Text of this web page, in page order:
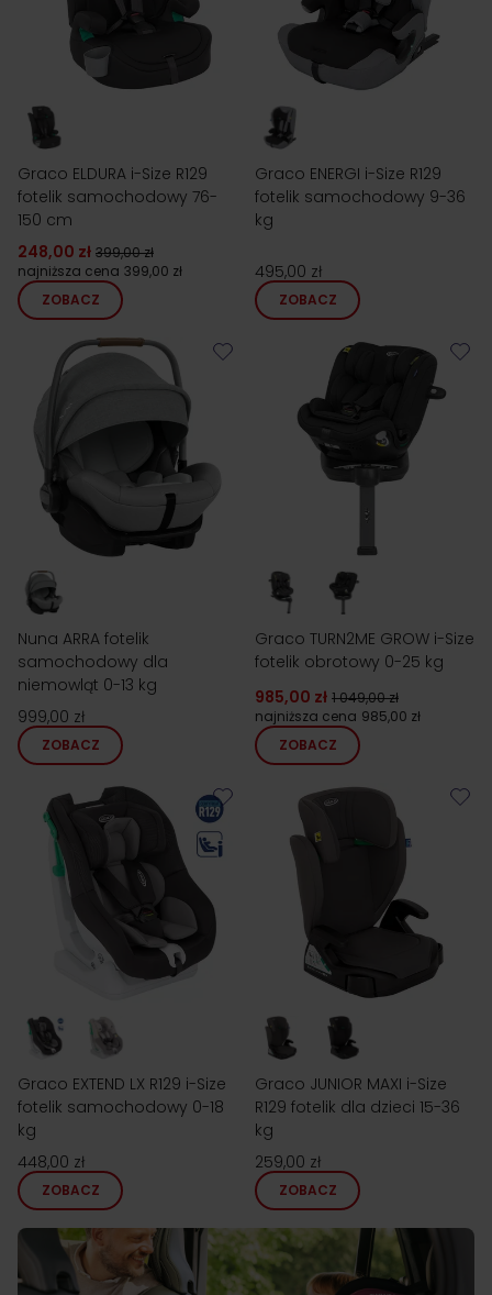
Graco ELDURA i-Size R129
fotelik samochodowy 76-
150 cm
248,00 zł 399,00 zł
najniższa cena 399,00 zł
ZOBACZ
Graco ENERGI i-Size R129
fotelik samochodowy 9-36
kg
495,00 zł
ZOBACZ
Nuna ARRA fotelik
samochodowy dla
niemowląt 0-13 kg
999,00 zł
ZOBACZ
Graco TURN2ME GROW i-Size
fotelik obrotowy 0-25 kg
985,00 zł 1 049,00 zł
najniższa cena 985,00 zł
ZOBACZ
Graco EXTEND LX R129 i-Size
fotelik samochodowy 0-18
kg
448,00 zł
ZOBACZ
Graco JUNIOR MAXI i-Size
R129 fotelik dla dzieci 15-36
kg
259,00 zł
ZOBACZ